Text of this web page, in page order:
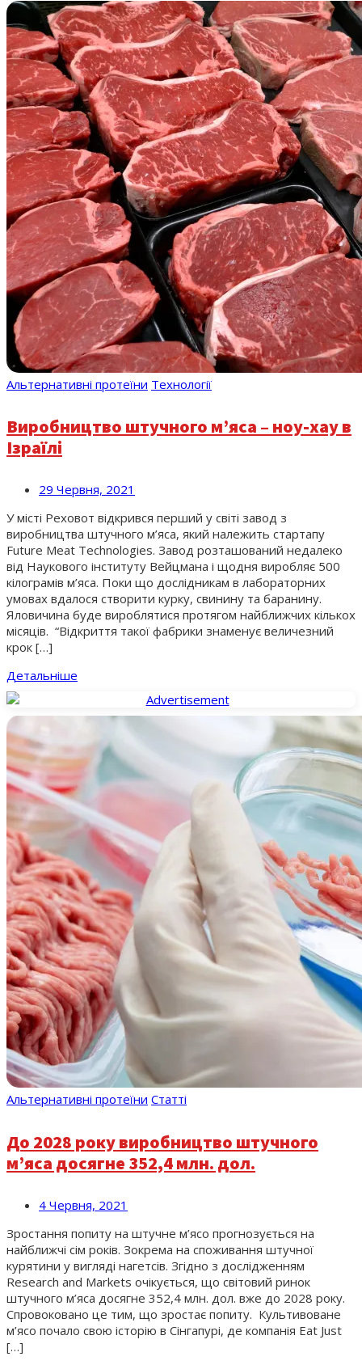
Альтернативні протеїни Технології
Виробництво штучного м’яса – ноу-хау в
Ізраїлі
29 Червня, 2021
У місті Реховот відкрився перший у світі завод з
виробництва штучного м’яса, який належить стартапу
Future Meat Technologies. Завод розташований недалеко
від Наукового інституту Вейцмана і щодня виробляє 500
кілограмів м’яса. Поки що дослідникам в лабораторних
умовах вдалося створити курку, свинину та баранину.
Яловичина буде вироблятися протягом найближчих кількох
місяців. “Відкриття такої фабрики знаменує величезний
крок […]
Детальніше
Альтернативні протеїни Статті
До 2028 року виробництво штучного
м’яса досягне 352,4 млн. дол.
4 Червня, 2021
Зростання попиту на штучне м’ясо прогнозується на
найближчі сім років. Зокрема на споживання штучної
курятини у вигляді нагетсів. Згідно з дослідженням
Research and Markets очікується, що світовий ринок
штучного м’яса досягне 352,4 млн. дол. вже до 2028 року.
Спровоковано це тим, що зростає попиту. Культивоване
м’ясо почало свою історію в Сінгапурі, де компанія Eat Just
[…]